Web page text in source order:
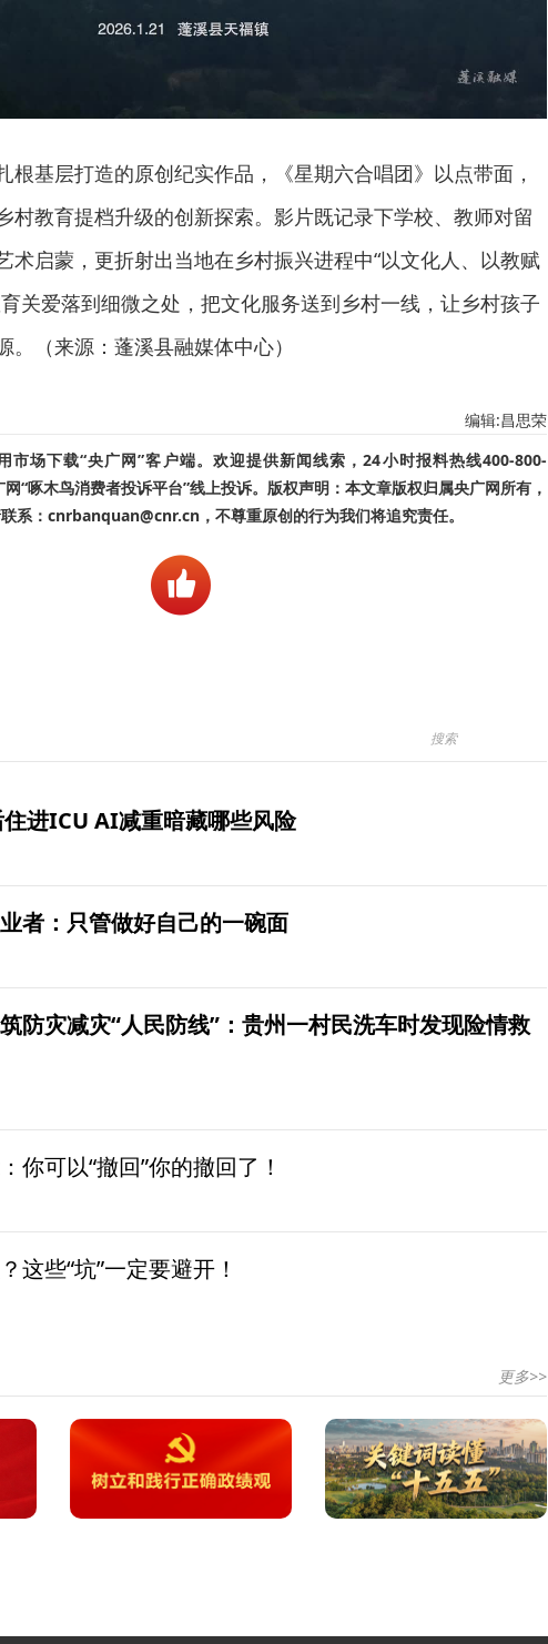
根基层打造的原创纪实作品，《星期六合唱团》以点带面，
村教育提档升级的创新探索。影片既记录下学校、教师对留
术启蒙，更折射出当地在乡村振兴进程中“以文化人、以教赋
关爱落到细微之处，把文化服务送到乡村一线，让乡村孩子
。（来源：蓬溪县融媒体中心）
编辑:昌思荣
市场下载“央广网”客户端。欢迎提供新闻线索，24小时报料热线400-800-
“啄木鸟消费者投诉平台”线上投诉。版权声明：本文章版权归属央广网所有，
系：cnrbanquan@cnr.cn，不尊重原创的行为我们将追究责任。
进ICU AI减重暗藏哪些风险
者：只管做好自己的一碗面
防灾减灾“人民防线”：贵州一村民洗车时发现险情救
你可以“撤回”你的撤回了！
这些“坑”一定要避开！
更多>>